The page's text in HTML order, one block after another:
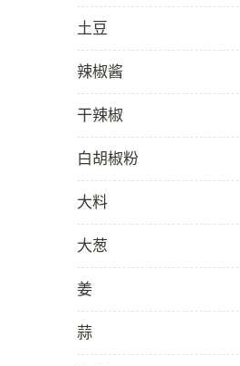
土豆
辣椒酱
干辣椒
白胡椒粉
大料
大葱
姜
蒜